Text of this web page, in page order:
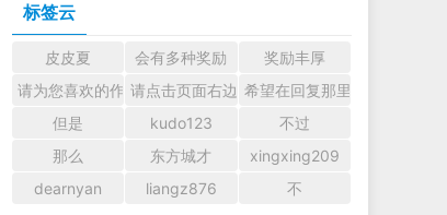
标签云
皮皮夏 会有多种奖励
奖励丰厚
请为您喜欢的作者加油吧！ 认真回复交流
请点击页面右边的小手图标支持楼主。
希望在回复那里留下您的
但是
kudo123
不过
那么
东方城才
xingxing209
dearnyan
liangz876 不